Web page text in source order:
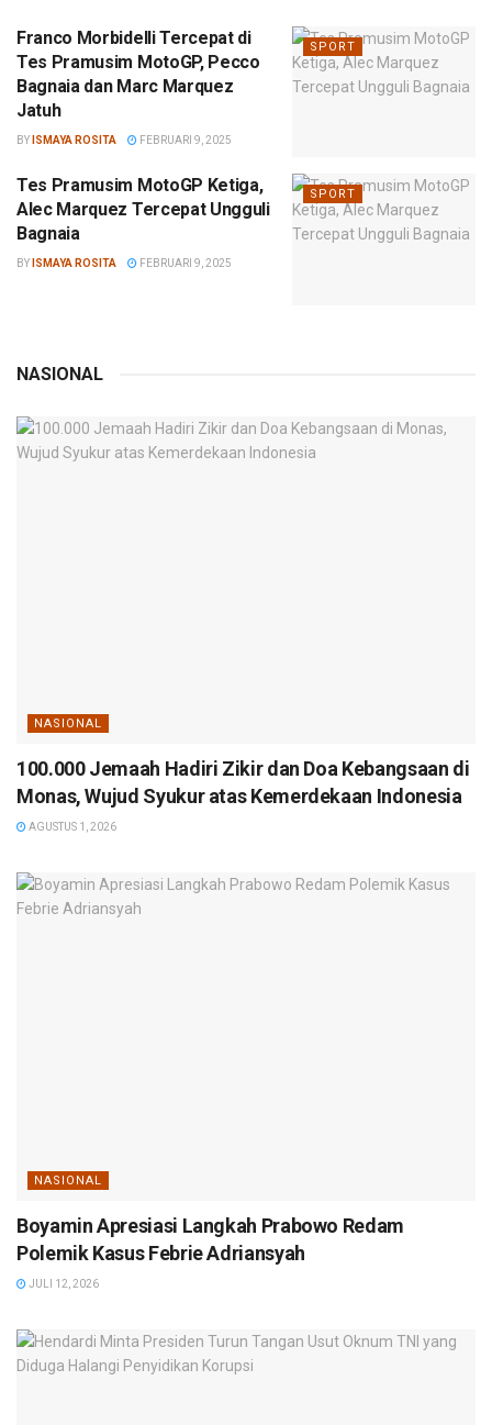
SPORT
Franco Morbidelli Tercepat di
Tes Pramusim MotoGP, Pecco
Bagnaia dan Marc Marquez
Jatuh
BY ISMAYA ROSITA FEBRUARI 9, 2025
SPORT
Tes Pramusim MotoGP Ketiga,
Alec Marquez Tercepat Ungguli
Bagnaia
BY ISMAYA ROSITA FEBRUARI 9, 2025
NASIONAL
NASIONAL
100.000 Jemaah Hadiri Zikir dan Doa Kebangsaan di
Monas, Wujud Syukur atas Kemerdekaan Indonesia
AGUSTUS 1, 2026
NASIONAL
Boyamin Apresiasi Langkah Prabowo Redam
Polemik Kasus Febrie Adriansyah
JULI 12, 2026